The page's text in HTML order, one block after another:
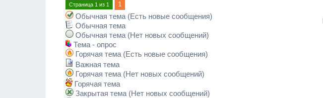
Страница 1 из 1 1
Обычная тема (Есть новые сообщения)
Обычная тема
Обычная тема (Нет новых сообщений)
Тема - опрос
Горячая тема (Есть новые сообщения)
Важная тема
Горячая тема (Нет новых сообщений)
Горячая тема
Закрытая тема (Нет новых сообщений)